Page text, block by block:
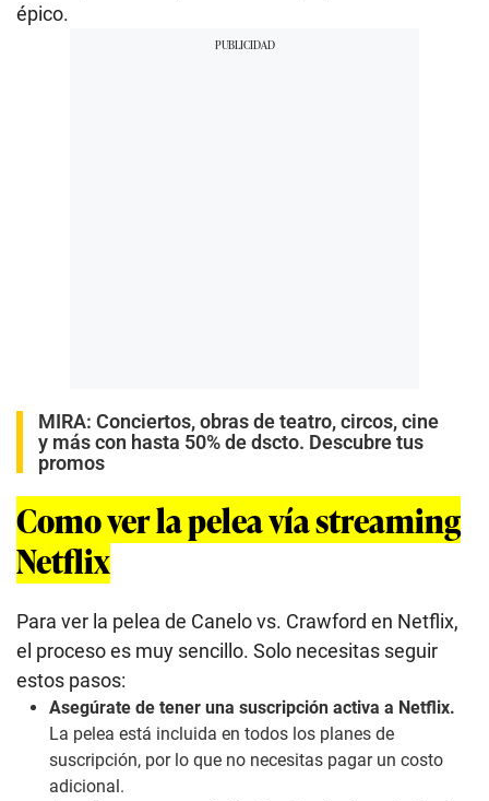
épico.
MIRA: Conciertos, obras de teatro, circos, cine
y más con hasta 50% de dscto. Descubre tus
promos
Como ver la pelea vía streaming
Netflix
Para ver la pelea de Canelo vs. Crawford en Netflix,
el proceso es muy sencillo. Solo necesitas seguir
estos pasos:
Asegúrate de tener una suscripción activa a Netflix.
La pelea está incluida en todos los planes de
suscripción, por lo que no necesitas pagar un costo
adicional.